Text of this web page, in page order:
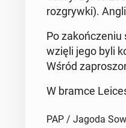
roz­gryw­ki).
Po za­koń­cze­niu
wzięli jego byli
Wśród
W bramce
PAP / Jagoda